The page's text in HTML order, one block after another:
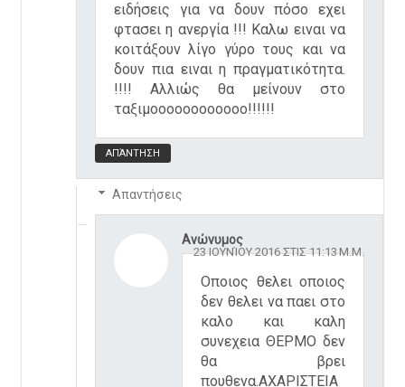
ειδήσεις για να δουν πόσο εχει
φτασει η ανεργία !!! Καλω ειναι να
κοιτάξουν λίγο γύρο τους και να
δουν πια ειναι η πραγματικότητα.
!!!! Αλλιώς θα μείνουν στο
ταξιμοοοοοοοοοοοο!!!!!!
ΑΠΆΝΤΗΣΗ
Απαντήσεις
Ανώνυμος
23 ΙΟΥΝΊΟΥ 2016 ΣΤΙΣ 11:13 Μ.Μ.
Οποιος θελει οποιος
δεν θελει να παει στο
καλο και καλη
συνεχεια ΘΕΡΜΟ δεν
θα βρει
πουθενα.ΑΧΑΡΙΣΤΕΙΑ